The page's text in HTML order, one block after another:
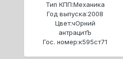
Тип КПП:Механика
Год выпуска:2008
Цвет:чОрний
антрацитЪ
Гос. номер:к595ст71